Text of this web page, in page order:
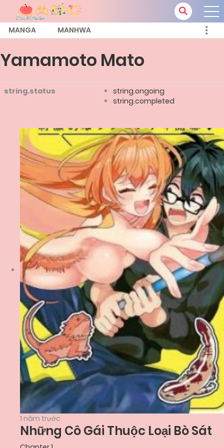
MANGA MANHWA
Yamamoto Mato
string.status
string.ongoing
string.completed
1 năm trước
Những Cô Gái Thuộc Loại Bò Sát